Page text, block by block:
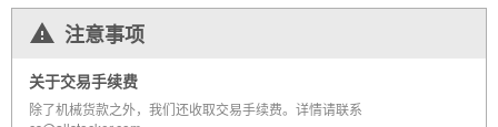
注意事项
关于交易手续费
除了机械货款之外，我们还收取交易手续费。详情请联系